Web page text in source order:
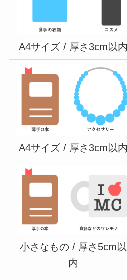
A4サイズ / 厚さ3cm以内
A4サイズ / 厚さ3cm以内
小さなもの / 厚さ5cm以
内